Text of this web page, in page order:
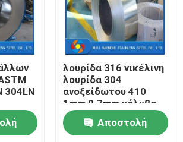
σωλήνας ανοξείδωτου
ανοξείδωτο σωλήνας
304LN
λουρίδα 316 νικέλινη
λουρίδα 304
ανοξείδωτου 410
1mm 0.7mm χάλυβα
321 310s
Αποστολή